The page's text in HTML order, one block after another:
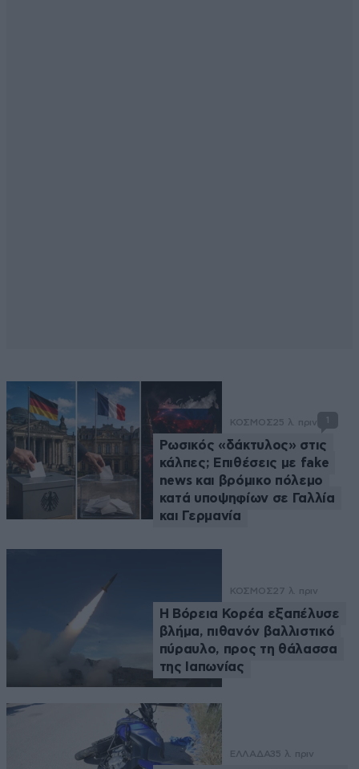
ΚΟΣΜΟΣ25 λ. πριν 1
Ρωσικός «δάκτυλος» στις
κάλπες; Επιθέσεις με fake
news και βρόμικο πόλεμο
κατά υποψηφίων σε Γαλλία
και Γερμανία
ΚΟΣΜΟΣ27 λ. πριν
Η Βόρεια Κορέα εξαπέλυσε
βλήμα, πιθανόν βαλλιστικό
πύραυλο, προς τη θάλασσα
της Ιαπωνίας
ΕΛΛΑΔΑ35 λ. πριν